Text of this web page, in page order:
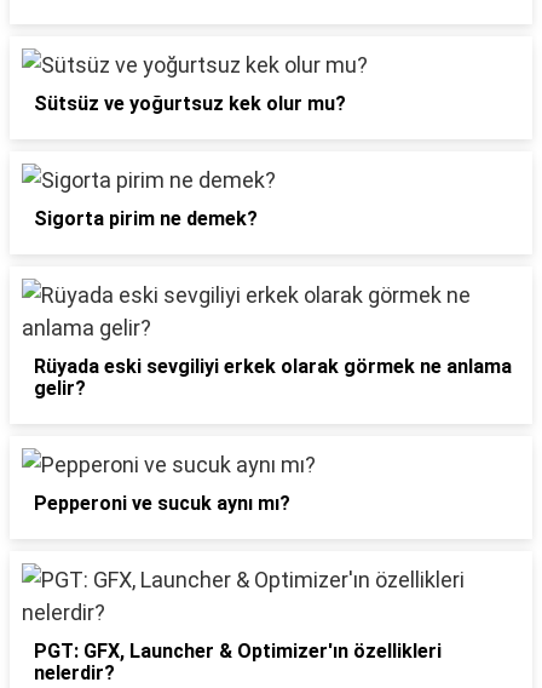
Sütsüz ve yoğurtsuz kek olur mu?
Sigorta pirim ne demek?
Rüyada eski sevgiliyi erkek olarak görmek ne anlama
gelir?
Pepperoni ve sucuk aynı mı?
PGT: GFX, Launcher & Optimizer'ın özellikleri
nelerdir?